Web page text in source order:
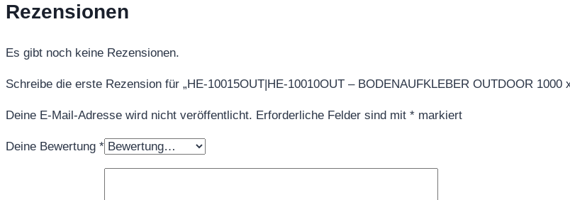
Rezensionen
Es gibt noch keine Rezensionen.
Schreibe die erste Rezension für „HE-10015OUT|HE-10010OUT – BODENAUFKLEBER OUTDOOR 1000
Deine E-Mail-Adresse wird nicht veröffentlicht. Erforderliche Felder sind mit * markiert
Deine Bewertung *